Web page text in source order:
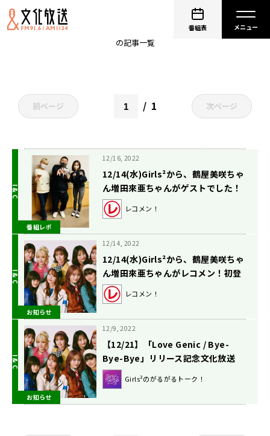
番組表
の記事一覧
前ページ 1 次ページ
番組レポ
12/16, 2022
12/14(水)Girls²から、鶴屋美咲ちゃ
ん増田來亜ちゃんがゲストでした！
レコメン！
お知らせ
12/14, 2022
12/14(水)Girls²から、鶴屋美咲ちゃ
ん増田來亜ちゃんがレコメン！初登
場！
レコメン！
お知らせ
12/9, 2022
【12/21】「Love Genic / Bye-
Bye-Bye」リリース記念文化放送
『Girls²のがるがるトーク！』公開
収録＆直筆サイン入りCDお渡し会開
Girls²のがるがるトーク！